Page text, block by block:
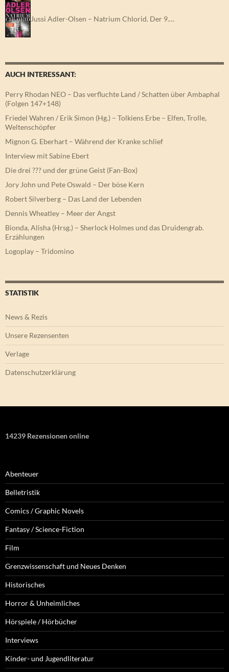
Jussi Adler-Olsen – Natrium Chlorid. Der 9.…
AUCH INTERESSANT:
Perry Rhodan NEO – Das verfluchte Land / Schatten über Ambaphal
(Folgen 147+148)
Friedel Wahren / Erik Simon (Hg.) – Tolkiens Erbe – Elfen, Trolle,
Weltenschöpfer
Mignon G. Eberhart – Während der Kranke schlief
Interview mit Sabine Ebert
Die drei ??? und der grüne Geist (Fan-Box)
Jory John und Pete Oswald – Der böse Kern
Robert Silverberg – Das Land der Lebenden
Dennis Wheatley – Meer der Angst
Bionda, Alisha (Hrsg.) – Sherlock Holmes und das Druidengrab.
Erzählungen
Logoplay – Tridomino
STATISTIK
News & Rezis
Unsere Rezensenten
Verlage
Datenschutzerklärung
14239 Rezensionen online
Abenteuer
Belletristik
Comics / Graphic Novels
Fantasy / Science-Fiction
Film
Grenzwissenschaft und Neues Denken
Historisches
Horror & Unheimliches
Hörspiele / Hörbücher
Interviews
Kinder- und Jugendliteratur